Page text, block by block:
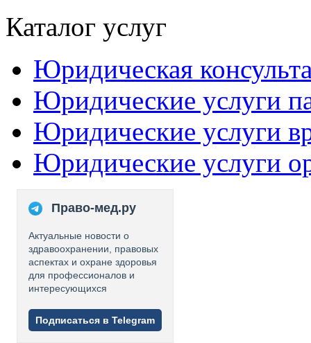
Каталог услуг
Юридическая
Юридические услуги
Юридические услуги
Юридические услуги
Право-мед.ру
Актуальные новости о
здравоохранении, правовых
аспектах и охране здоровья
для профессионалов и
интересующихся
Подписаться в Telegram